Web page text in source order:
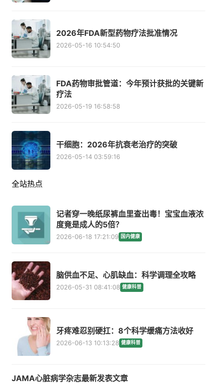
2026年FDA新型药物疗法批准情况
2026-05-16 10:54:50
FDA药物审批管道：今年预计获批的关键新
疗法
2026-05-19 16:58:58
干细胞：2026年抗衰老治疗的突破
2026-05-14 03:59:16
全站热点
记者穿一晚纸尿裤血里查出毒！宝宝血液浓
度竟是成人的5倍？
2026-06-18 17:21:09 国内健康
脑供血不足、心肌缺血：科学调理全攻略
2026-05-31 08:41:08 健康科普
牙疼难忍别硬扛：8个科学缓痛方法收好
2026-06-13 10:13:28 健康科普
JAMA心脏病学杂志最新发表文章